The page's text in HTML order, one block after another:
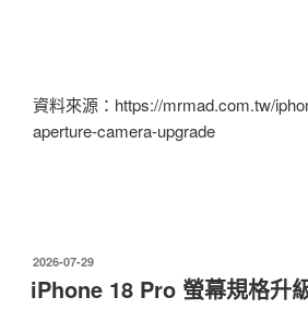
資料來源：https://mrmad.com.tw/
aperture-camera-upgrade
發
佈
於
2026-07-29
iPhone 18 Pro 螢幕規格升